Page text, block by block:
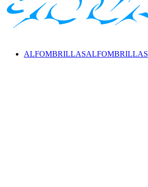
ALFOMBRILLASALFOMBRILLAS